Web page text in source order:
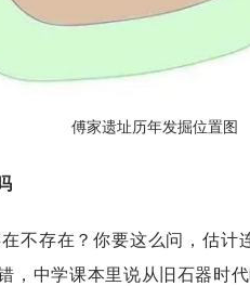
傅家遗址历年发掘位置图
不存在？你要这么问，估计
，中学课本里说从旧石器时